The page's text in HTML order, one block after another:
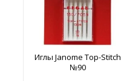
Иглы Janome Top-Stitch
№90